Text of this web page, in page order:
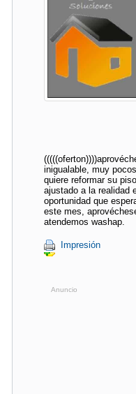
inigualable, muy
quiere reformar su
ajustado a la realidad
oportunidad que
este mes,
atendemos washap.
Impresión
Anuncio